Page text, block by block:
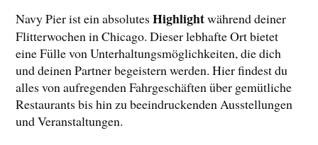
Navy Pier ist ein absolutesHighlightwährend deiner
Flitterwochen in Chicago. Dieser lebhafte Ort bietet
eine Fülle von Unterhaltungsmöglichkeiten, die dich
und deinen Partner begeistern werden. Hier findest du
alles von aufregenden Fahrgeschäften über gemütliche
Restaurants bis hin zu beeindruckenden Ausstellungen
und Veranstaltungen.